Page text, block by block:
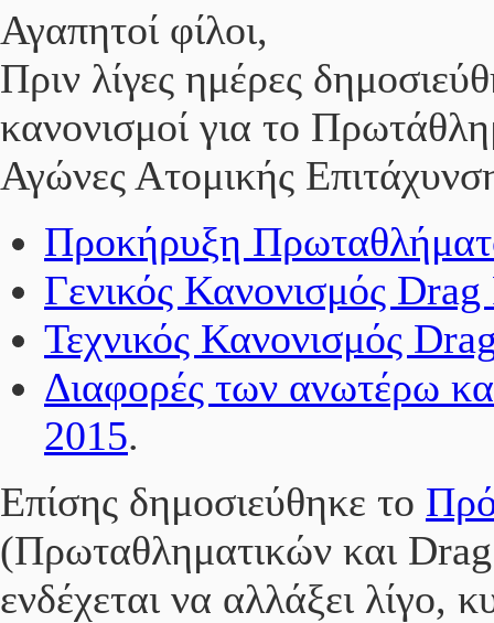
Αγαπητοί φίλοι,
Πριν λίγες ημέρες
κανονισμοί για το
Αγώνες Ατομικής
Προκήρυξη
Γενικός Κανονισμός
Τεχνικός Κανονισμός
Διαφορές των ανωτέρω
2015.
Επίσης δημοσιεύθηκε το
(Πρωταθληματικών και
ενδέχεται να αλλάξει λίγο,